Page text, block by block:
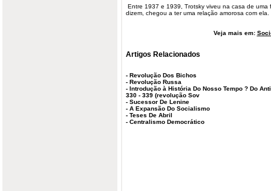
Entre 1937 e 1939, Trotsky viveu na casa de
dizem, chegou a ter uma relação amorosa com ela.
Veja mais em:
Artigos Relacionados
- Revolução Dos Bichos
- Revolução Russa
- Introdução à História Do Nosso Tempo ? Do
330 - 339 (revolução Sov
- Sucessor De Lenine
- A Expansão Do Socialismo
- Teses De Abril
- Centralismo Democrático